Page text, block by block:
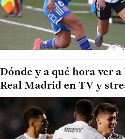
Dónde y a qué hora ver a
Real Madrid en TV y